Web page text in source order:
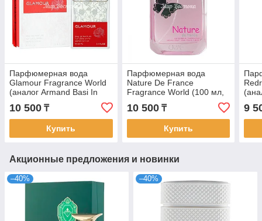
Парфюмерная вода
Glamour Fragrance World
(аналог Armand Basi In
Red, 100 мл, ОАЭ)
10 500 ₸
Купить
Парфюмерная вода
Nature De France
Fragrance World (100 мл,
10 500₸
Купить
9
Акционные предложения и новинки
–40% –40%